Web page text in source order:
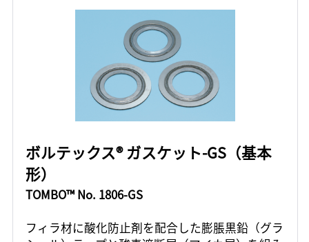
ボルテックス® ガスケット-GS（基本
形）
TOMBO™ No. 1806-GS
フィラ材に酸化防止剤を配合した膨脹黒鉛（グラ